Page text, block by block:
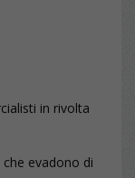
in rivolta
evadono di